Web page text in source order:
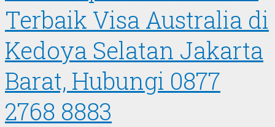
Terbaik Visa Australia di
Kedoya Selatan Jakarta
Barat, Hubungi 0877
2768 8883